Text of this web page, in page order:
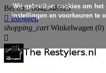
Bel ons:0642548925
 Inloggen
shopping_cart Winkelwagen (0)

Wij gebruiken cookies om
instellingen en voorkeuren te